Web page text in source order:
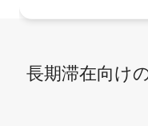
長期滞在向け⁠